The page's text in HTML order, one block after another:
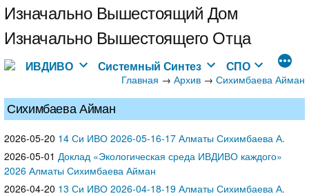
Перейти
к
содержимому
Изначально Вышестоящий Дом
Изначально Вышестоящего Отца
ИВДИВО Системный Синтез СПО
Главная → Архив → Сихимбаева Айман
Сихимбаева Айман
2026-05-20 14 Си ИВО 2026-05-16-17 Алматы Сихимбаева А.
2026-05-01 Доклад «Экологическая среда ИВДИВО каждого»
2026 Алматы Сихимбаева Айман
2026-04-20 13 Си ИВО 2026-04-18-19 Алматы Сихимбаева А.